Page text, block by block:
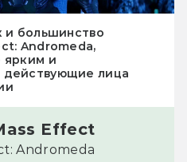
и большинство
Andromeda,
ярким и
лица
Effect
Andromeda